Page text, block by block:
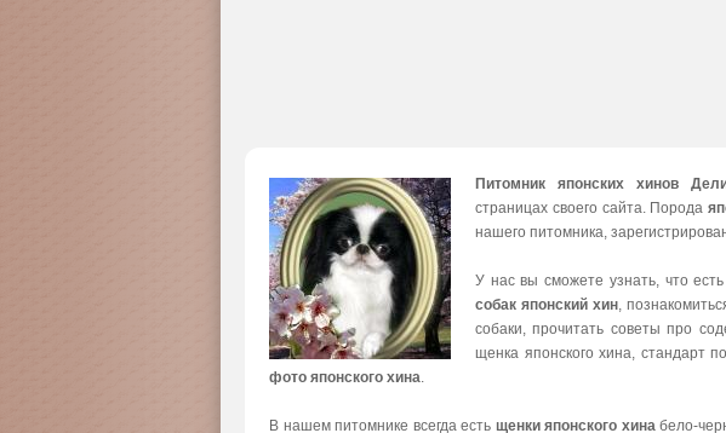
Питомник японских хинов
страницах своего сайта. Порода
нашего питомника,
У нас вы сможете узнать, что
собак японский хин,
собаки, прочитать советы про
щенка японского хина, стандарт
фото японского хина.
В нашем питомнике всегда есть щенки японского хинабело-